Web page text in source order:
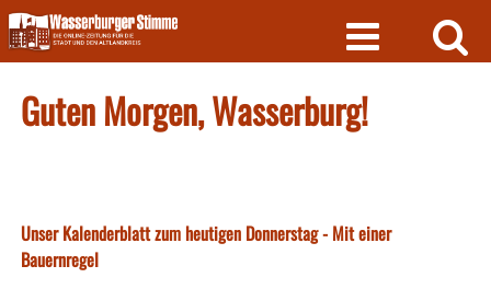
Skip
to
content
Guten Morgen, Wasserburg!
Unser Kalenderblatt zum heutigen Donnerstag - Mit einer
Bauernregel